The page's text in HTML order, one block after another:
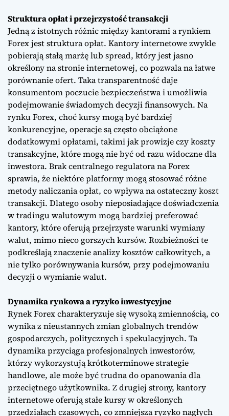
Struktura opłat i przejrzystość transakcji
Jedną z istotnych różnic między kantorami a rynkiem
Forex jest struktura opłat. Kantory internetowe zwykle
pobierają stałą marżę lub spread, który jest jasno
określony na stronie internetowej, co pozwala na łatwe
porównanie ofert. Taka transparentność daje
konsumentom poczucie bezpieczeństwa i umożliwia
podejmowanie świadomych decyzji finansowych. Na
rynku Forex, choć kursy mogą być bardziej
konkurencyjne, operacje są często obciążone
dodatkowymi opłatami, takimi jak prowizje czy koszty
transakcyjne, które mogą nie być od razu widoczne dla
inwestora. Brak centralnego regulatora na Forex
sprawia, że niektóre platformy mogą stosować różne
metody naliczania opłat, co wpływa na ostateczny koszt
transakcji. Dlatego osoby nieposiadające doświadczenia
w tradingu walutowym mogą bardziej preferować
kantory, które oferują przejrzyste warunki wymiany
walut, mimo nieco gorszych kursów. Rozbieżności te
podkreślają znaczenie analizy kosztów całkowitych, a
nie tylko porównywania kursów, przy podejmowaniu
decyzji o wymianie walut.
Dynamika rynkowa a ryzyko inwestycyjne
Rynek Forex charakteryzuje się wysoką zmiennością, co
wynika z nieustannych zmian globalnych trendów
gospodarczych, politycznych i spekulacyjnych. Ta
dynamika przyciąga profesjonalnych inwestorów,
którzy wykorzystują krótkoterminowe strategie
handlowe, ale może być trudna do opanowania dla
przeciętnego użytkownika. Z drugiej strony, kantory
internetowe oferują stałe kursy w określonych
przedziałach czasowych, co zmniejsza ryzyko nagłych